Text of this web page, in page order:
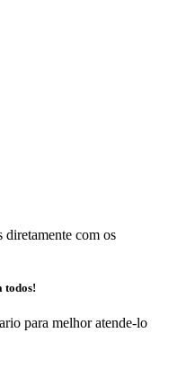
diretamente com os
todos!
para melhor atende-lo